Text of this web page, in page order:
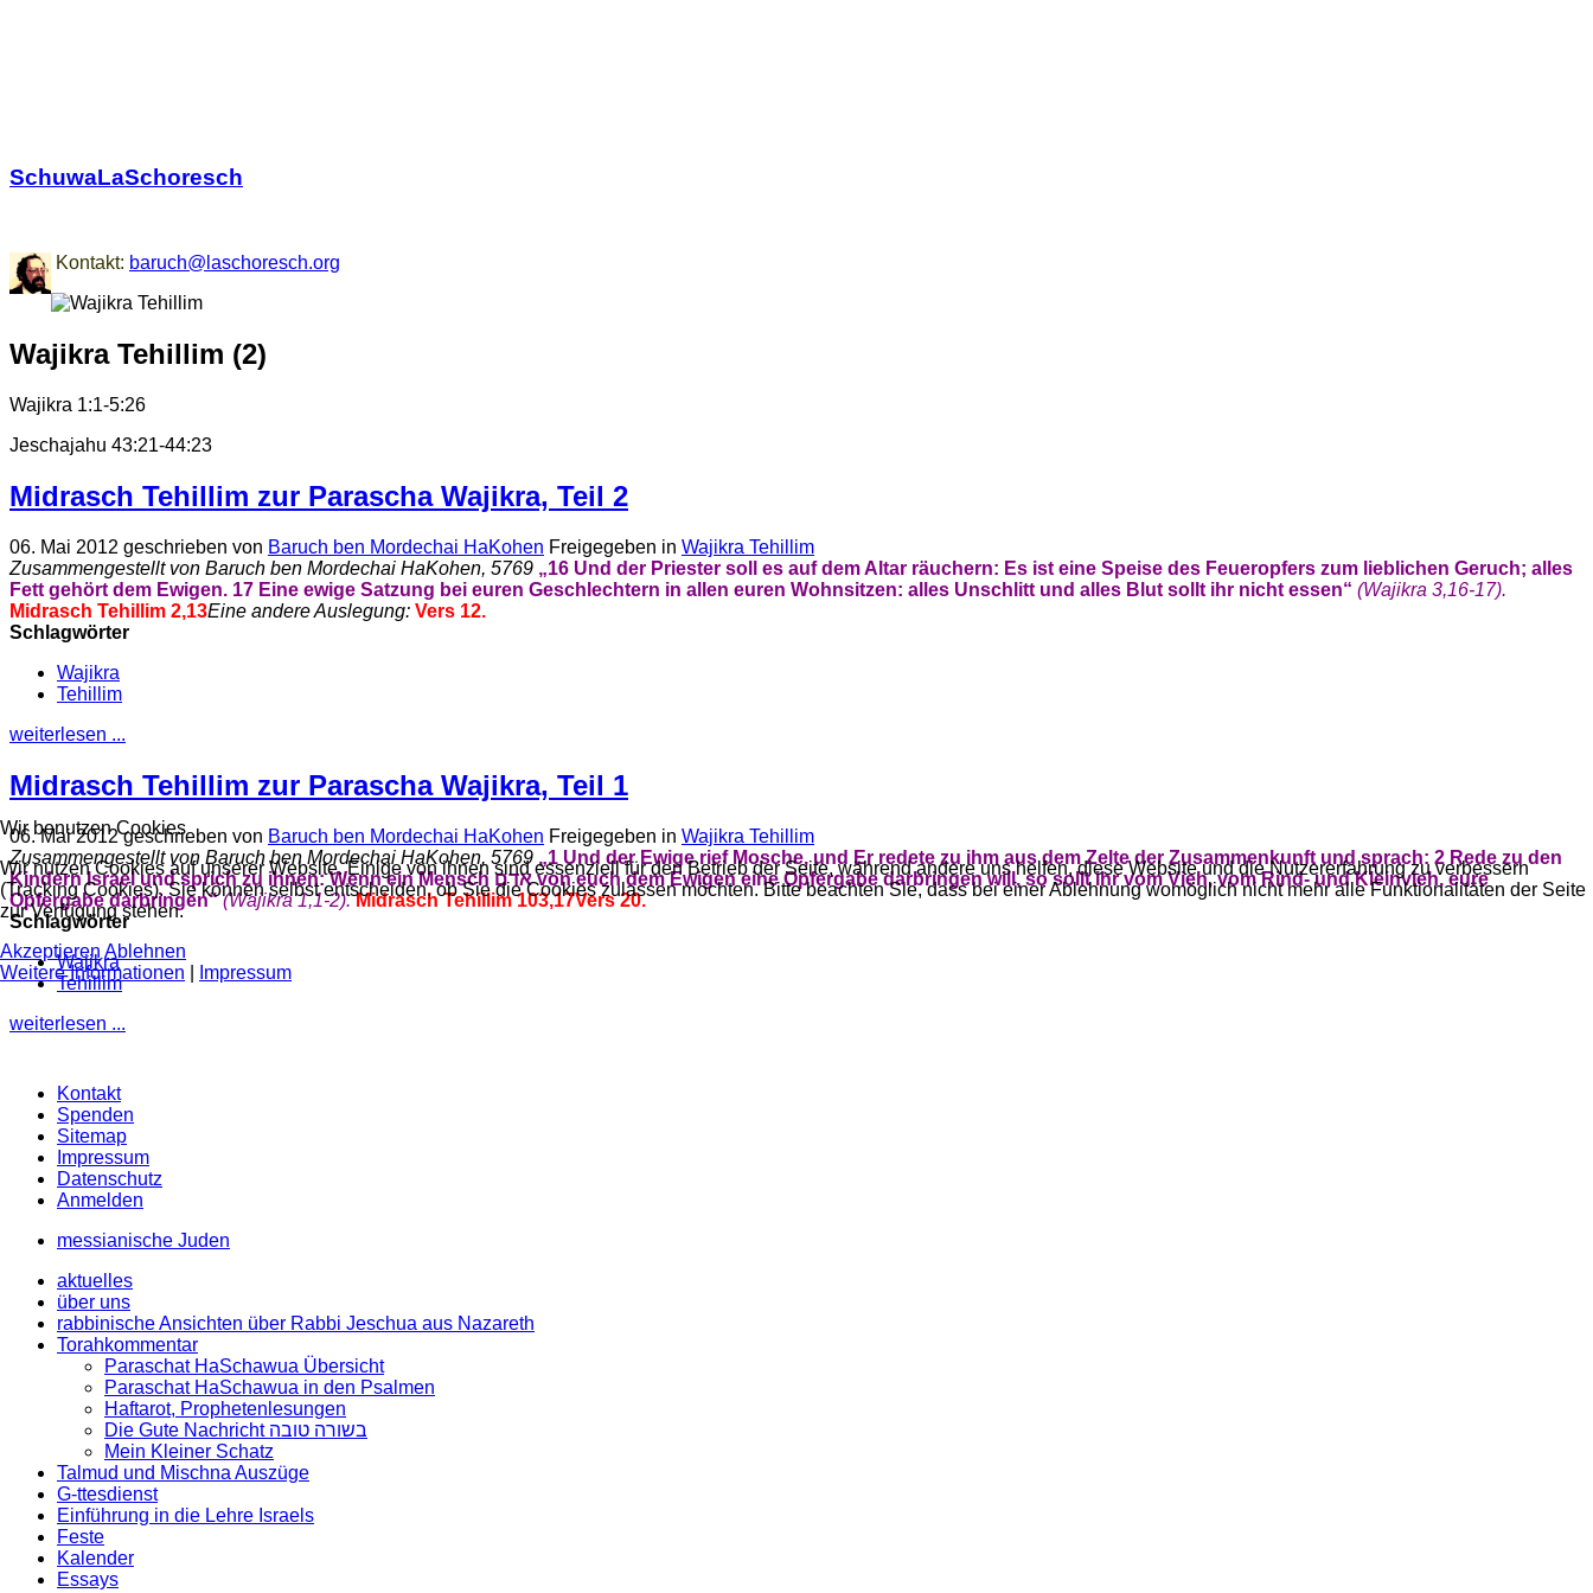
SchuwaLaSchoresch
Kontakt: baruch@laschoresch.org
Wajikra Tehillim (2)
Wajikra 1:1-5:26
Jeschajahu 43:21-44:23
Midrasch Tehillim zur Parascha Wajikra, Teil 2
06. Mai 2012 geschrieben von Baruch ben Mordechai HaKohen Freigegeben in Wajikra Tehillim
Zusammengestellt von Baruch ben Mordechai HaKohen, 5769 „16 Und der Priester soll es auf dem Altar räuchern: Es ist eine Speise des Feueropfers zum lieblichen Geruch; alles
Fett gehört dem Ewigen. 17 Eine ewige Satzung bei euren Geschlechtern in allen euren Wohnsitzen: alles Unschlitt und alles Blut sollt ihr nicht essen“ (Wajikra 3,16-17).
Midrasch Tehillim 2,13Eine andere Auslegung: Vers 12.
Schlagwörter
Wajikra
Tehillim
weiterlesen ...
Midrasch Tehillim zur Parascha Wajikra, Teil 1
06. Mai 2012geschrieben von Baruch ben Mordechai HaKohen Freigegeben in Wajikra Tehillim
Zusammengestellt von Baruch ben Mordechai HaKohen, 5769 „1 Und der Ewige rief Mosche, und Er redete zu ihm aus dem Zelte der Zusammenkunft und sprach: 2 Rede zu den
Kindern Israel und sprich zu ihnen: Wenn ein Mensch אדםvon euch dem Ewigen eine Opfergabe darbringen will, so sollt ihr vom Vieh, vom Rind- und Kleinvieh, eure
Opfergabe darbringen“(Wajikra 1,1-2). Midrasch Tehillim 103,17Vers 20.
Schlagwörter
Wajikra
Tehillim
weiterlesen ...
Kontakt
Spenden
Sitemap
Impressum
Datenschutz
Anmelden
messianische Juden
aktuelles
über uns
rabbinische Ansichten über Rabbi Jeschua aus Nazareth
Torahkommentar
Paraschat HaSchawua Übersicht
Paraschat HaSchawua in den Psalmen
Haftarot, Prophetenlesungen
Die Gute Nachricht בשורה טובה
Mein Kleiner Schatz
Talmud und Mischna Auszüge
G-ttesdienst
Einführung in die Lehre Israels
Feste
Kalender
Essays
Wir benutzen Cookies
Wir nutzen Cookies auf unserer Website. Einige von ihnen sind essenziell für den Betrieb der Seite, während andere uns helfen, diese Website und die Nutzererfahrung zu verbessern
(Tracking Cookies). Sie können selbst entscheiden, ob Sie die Cookies zulassen möchten. Bitte beachten Sie, dass bei einer Ablehnung womöglich nicht mehr alle Funktionalitäten der Seite
zur Verfügung stehen.
Akzeptieren Ablehnen
Weitere Informationen
Impressum